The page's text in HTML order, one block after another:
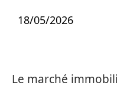
18/05/2026
Le marché